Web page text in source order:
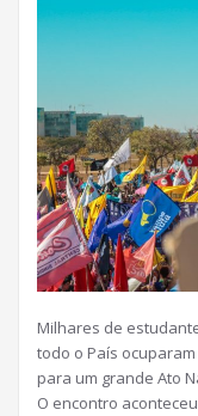
Milhares de
todo o País
para um grande Ato
O encontro